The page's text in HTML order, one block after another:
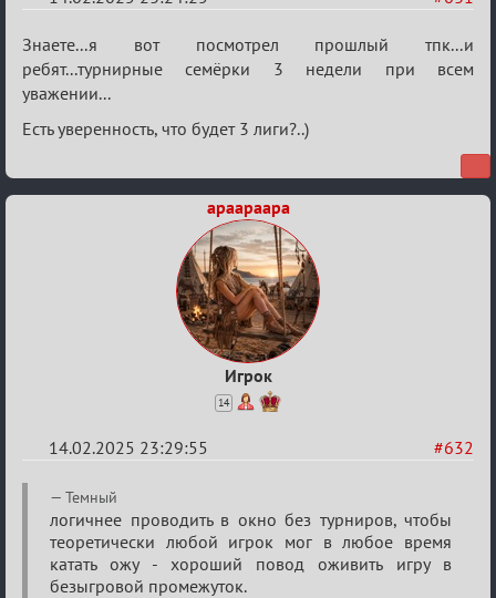
Re:
Кровавая
жатва
Знаете...я вот посмотрел прошлый тпк...и
ребят...турнирные семёрки 3 недели при всем
уважении...
Есть уверенность, что будет 3 лиги?..)
apaapaapa
Игрок
14
#632
14.02.2025 23:29:55
Re:
Кровавая
жатва
Темный
логичнее проводить в окно без турниров, чтобы
теоретически любой игрок мог в любое время
катать ожу - хороший повод оживить игру в
безыгровой промежуток.